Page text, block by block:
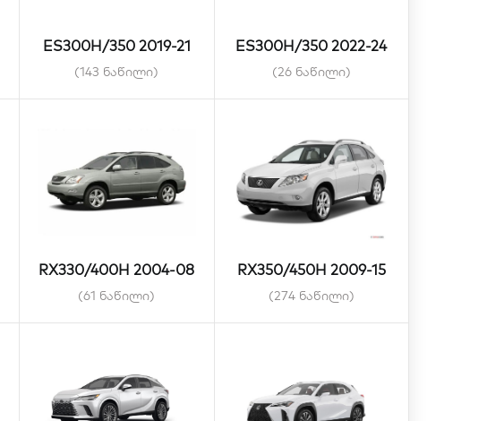
ES300H/350 2019-21
(143 ნაწილი)
ES300H/350 2022-24
(26 ნაწილი)
RX330/400H 2004-08
(61 ნაწილი)
RX350/450H 2009-15
(274 ნაწილი)